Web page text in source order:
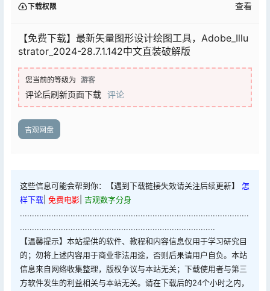
下载权限 查看
【免费下载】最新矢量图形设计绘图工具，Adobe_Illu
strator_2024-28.7.1.142中文直装破解版
您当前的等级为 游客
评论后刷新页面下载 评论
吉观网盘
这些信息可能会帮到你：【遇到下载链接失效请关注后续更新】 怎
样下载 免费电影 吉观数字分身
...............................................................................................
.................................................................................
【温馨提示】本站提供的软件、教程和内容信息仅用于学习研究目
的；勿将上述内容用于商业非法用途，否则后果请用户自负。本站
信息来自网络收集整理，版权争议与本站无关；下载使用者与第三
方软件发生的利益相关与本站无关。请在下载后的24个小时之内，